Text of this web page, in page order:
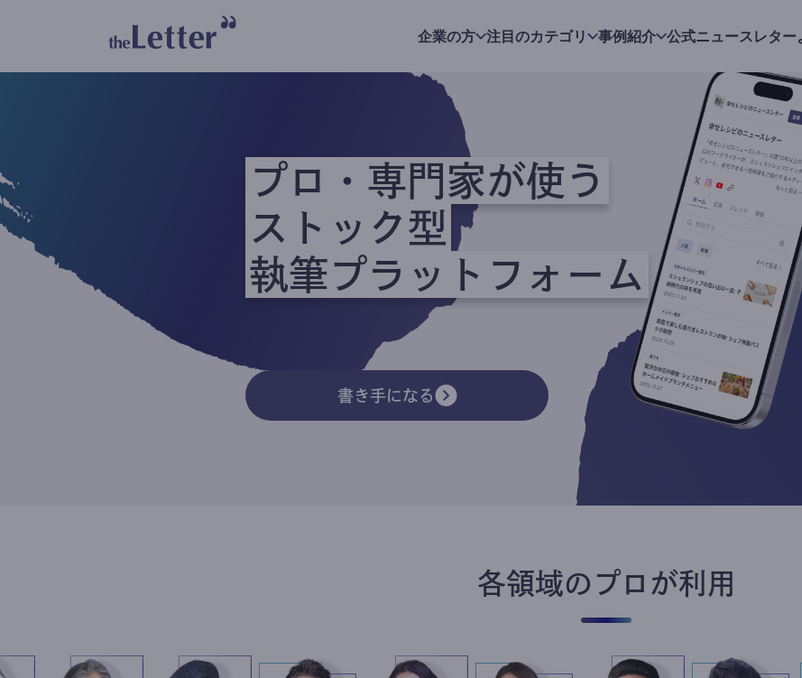
企業の方 注目のカテゴリ 事例紹介 公式ニュースレター
プロ・専門家が使う
ストック型
執筆プラットフォーム
書き手になる
各領域のプロが利用